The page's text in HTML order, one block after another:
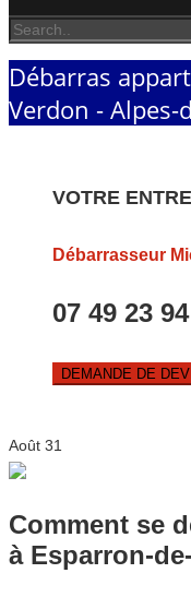
Débarras
Verdon - Alpes-
VOTRE
Débarrasseur
07 49 23
DEMANDE DE
Août 31
Comment se
à Esparron-